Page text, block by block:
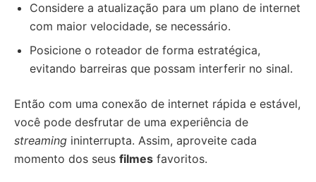
Considere a atualização para um plano de internet
com maior velocidade, se necessário.
Posicione o roteador de forma estratégica,
evitando barreiras que possam interferir no sinal.
Então com uma conexão de internet rápida e estável,
você pode desfrutar de uma experiência de
streaming ininterrupta. Assim, aproveite cada
momento dos seus filmes favoritos.